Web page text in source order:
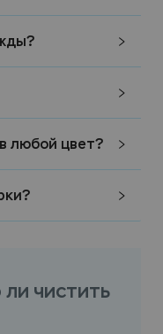
любой цвет?
чистить